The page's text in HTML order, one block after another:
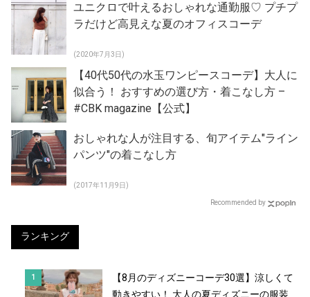
ユニクロで叶えるおしゃれな通勤服♡ プチプ
ラだけど高見えな夏のオフィスコーデ
(2020年7月3日)
【40代50代の水玉ワンピースコーデ】大人に
似合う！ おすすめの選び方・着こなし方 –
#CBK magazine【公式】
おしゃれな人が注目する、旬アイテム"ライン
パンツ"の着こなし方
(2017年11月9日)
Recommended by
ランキング
【8月のディズニーコーデ30選】涼しくて
動きやすい！ 大人の夏ディズニーの服装